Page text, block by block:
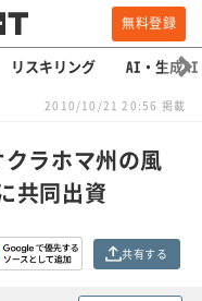
無料登録
リスキリング AI・生成AI
2010/10/21 20:56 掲載
ラホマ州の風
共同出資
共有する